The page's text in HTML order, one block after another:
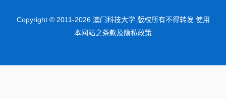
Copyright © 2011-2026 澳门科技大学 版权所有不得转发 使用
本网站之条款及隐私政策